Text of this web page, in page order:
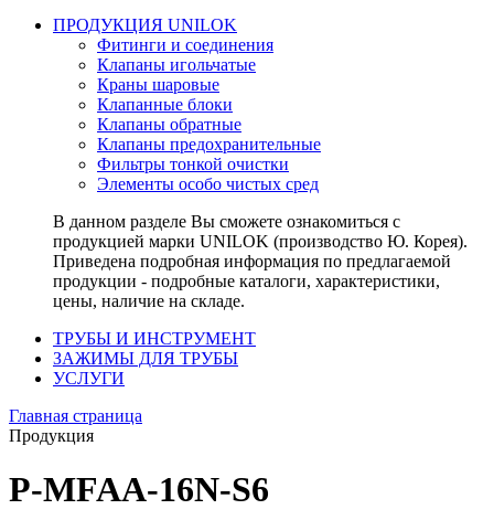
ПРОДУКЦИЯ UNILOK
Фитинги и соединения
Клапаны игольчатые
Краны шаровые
Клапанные блоки
Клапаны обратные
Клапаны предохранительные
Фильтры тонкой очистки
Элементы особо чистых сред
В данном разделе Вы сможете ознакомиться с
продукцией марки UNILOK (производство Ю. Корея).
Приведена подробная информация по предлагаемой
продукции - подробные каталоги, характеристики,
цены, наличие на складе.
ТРУБЫ И ИНСТРУМЕНТ
ЗАЖИМЫ ДЛЯ ТРУБЫ
УСЛУГИ
Главная страница
Продукция
P-MFAA-16N-S6